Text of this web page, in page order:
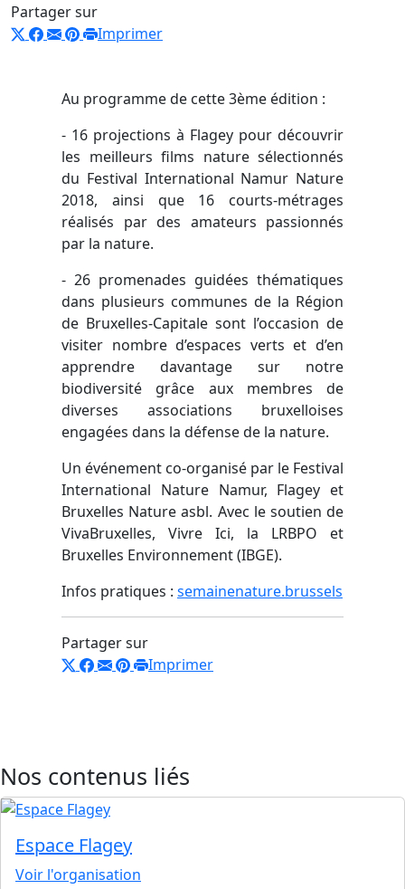
Partager sur
Imprimer
Au programme de cette 3ème édition :
- 16 projections à Flagey pour découvrir
les meilleurs films nature sélectionnés
du Festival International Namur Nature
2018, ainsi que 16 courts-métrages
réalisés par des amateurs passionnés
par la nature.
- 26 promenades guidées thématiques
dans plusieurs communes de la Région
de Bruxelles-Capitale sont l’occasion de
visiter nombre d’espaces verts et d’en
apprendre davantage sur notre
biodiversité grâce aux membres de
diverses associations bruxelloises
engagées dans la défense de la nature.
Un événement co-organisé par le Festival
International Nature Namur, Flagey et
Bruxelles Nature asbl. Avec le soutien de
VivaBruxelles, Vivre Ici, la LRBPO et
Bruxelles Environnement (IBGE).
Infos pratiques : semainenature.brussels
Partager sur
Imprimer
Nos contenus liés
Espace Flagey
Voir l'organisation